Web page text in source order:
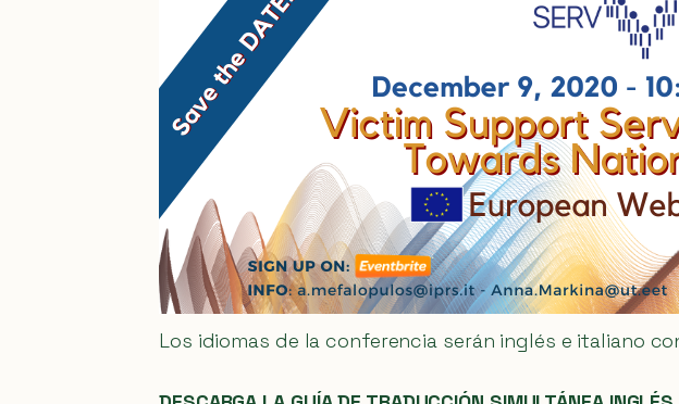
Los idiomas de la conferencia serán inglés e italiano